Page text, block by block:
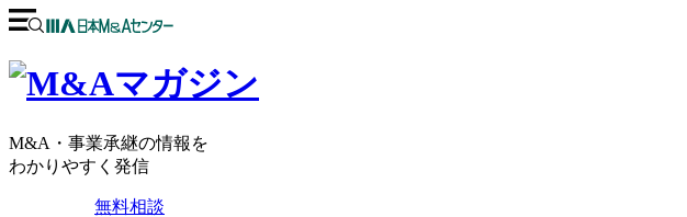
M&A・事業承継の情報を
わかりやすく発信
無料相談